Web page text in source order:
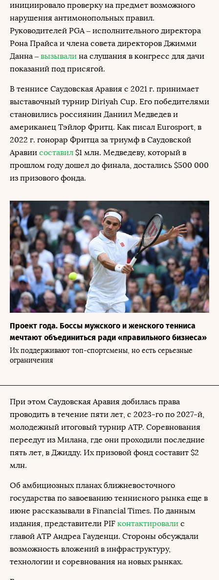
инициировало проверку на предмет возможного
нарушения антимонопольных правил.
Руководителей PGA – исполнительного директора
Рона Прайса и члена совета директоров Джимми
Данна – вызывали на слушания в конгресс для дачи
показаний под присягой.
В теннисе Саудовская Аравия с 2021 г. принимает
выставочный турнир Diriyah Cup. Его победителями
становились россиянин Даниил Медведев и
американец Тэйлор Фритц. Как писал Eurosport, в
2022 г. гонорар Фритца за триумф в Саудовской
Аравии составил $1 млн. Медведеву, который в
прошлом году дошел до финала, достались $500 000
из призового фонда.
Проект года. Боссы мужского и женского тенниса
мечтают объединиться ради «правильного бизнеса»
Их поддерживают топ-спортсмены, но есть серьезные
ограничения
При этом Саудовская Аравия добилась права
проводить в течение пяти лет, с 2023-го по 2027-й,
молодежный итоговый турнир ATP. Соревнования
переедут из Милана, где они проходили последние
пять лет, в Джидду. Их призовой фонд составит $2
млн.
Об амбициозных планах ближневосточного
государства по завоеванию теннисного рынка еще в
июне рассказывали в Financial Times. По данным
издания, представители PIF контактировали с
главой ATP Андреа Гауденци. Стороны обсуждали
возможность вложений в инфраструктуру,
технологии и соревнования на новых рынках.